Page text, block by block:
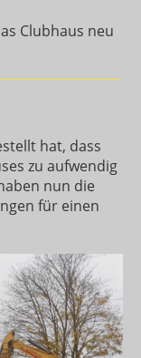
Clubhaus neu
hat, dass
zu aufwendig
nun die
für einen